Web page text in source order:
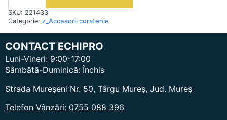
filtrare
CS700
B
SKU: 221433
Categorie: z_Accesorii curatenie
CONTACT ECHIPRO
Luni-Vineri: 9:00-17:00
Sâmbătă-Duminică: Închis
Strada Mureșeni Nr. 50, Târgu Mureș, Jud. Mureș
Telefon Vânzări: 0755 088 396